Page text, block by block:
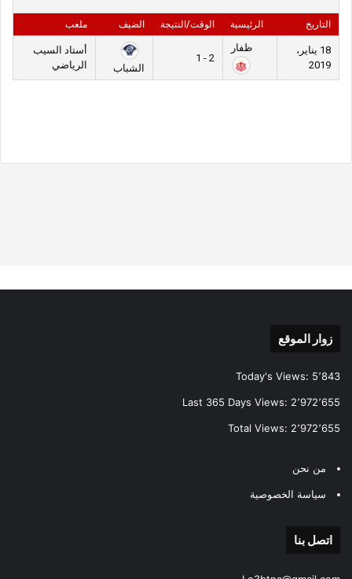
التاريخ الرئيسية الوقت/النتيجة الضيف ملعب
18 يناير،
2019
ظفار
2 - 1
الشباب
أستاد السيب
الرياضي
زوار الموقع
Today's Views: 5٬843
Last 365 Days Views: 2٬972٬655
Total Views: 2٬972٬655
من نحن
سياسة الخصوصية
اتصل بنا